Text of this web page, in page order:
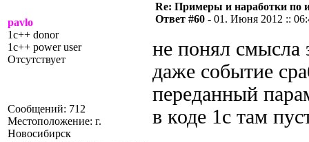
pavlo
1c++ donor
1c++ power user
Отсутствует
Сообщений: 712
Местоположение: г.
Новосибирск
Re: Примеры и наработки по
Ответ #60 - 01. Июня 2012 ::
не понял смысла
даже событие
переданный
в коде 1с там